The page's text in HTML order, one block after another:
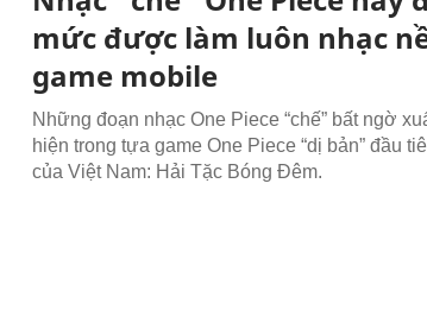
mức được làm luôn nhạc
game mobile
Những đoạn nhạc One Piece “chế” bất ngờ
hiện trong tựa game One Piece “dị bản” đầu
của Việt Nam: Hải Tặc Bóng Đêm.